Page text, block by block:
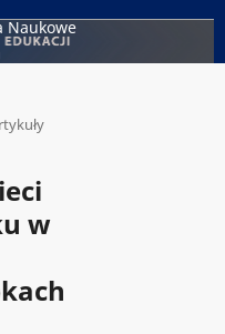
Naukowe
w